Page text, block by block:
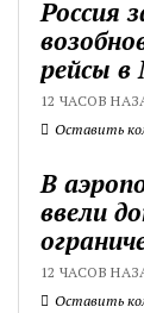
Россия
рейсы в
12 ЧАСОВ
Оставить
В
ввели
12 ЧАСОВ
Оставить